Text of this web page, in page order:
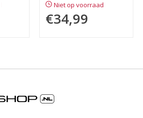
Niet op voorraad
€34,99